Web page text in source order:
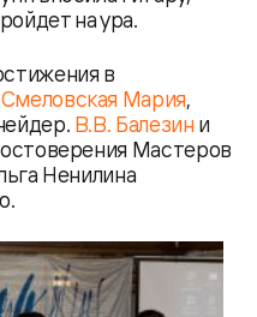
на ура.
в
Смеловская Мария,
В.В. Балезин и
Мастеров
Ненилина